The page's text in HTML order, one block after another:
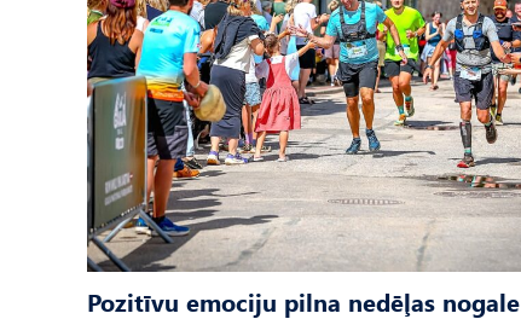
Pozitīvu emociju pilna nedēļas nogale